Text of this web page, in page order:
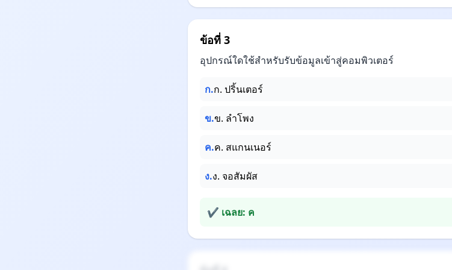
ข้อที่ 3
อุปกรณ์ใดใช้สำหรับรับข้อมูลเข้าสู่คอมพิวเตอร์
ก.ก. ปริ้นเตอร์
ข.ข. ลำโพง
ค.ค. สแกนเนอร์
ง.ง. จอสัมผัส
✔ เฉลย: ค